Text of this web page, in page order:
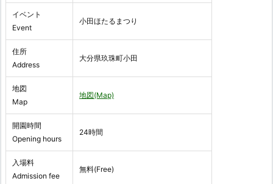
イベント
Event
小田ほたるまつり
住所
Address
大分県玖珠町小田
地図
Map
地図(Map)
開園時間
Opening hours
24時間
入場料
Admission fee
無料(Free)